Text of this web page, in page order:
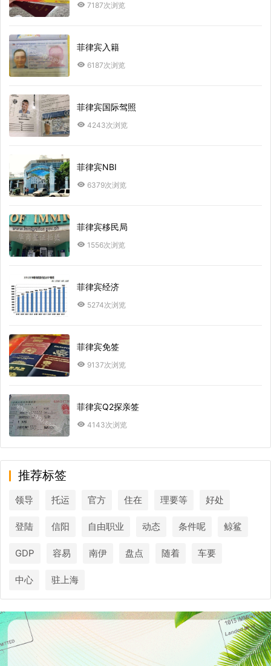
7187次浏览
菲律宾入籍
6187次浏览
菲律宾国际驾照
4243次浏览
菲律宾NBI
6379次浏览
菲律宾移民局
1556次浏览
菲律宾经济
5274次浏览
菲律宾免签
9137次浏览
菲律宾Q2探亲签
4143次浏览
推荐标签
领导 托运 官方 住在 理要等 好处
登陆 信阳 自由职业 动态 条件呢 鲸鲨
GDP 容易 南伊 盘点 随着 车要
中心 驻上海